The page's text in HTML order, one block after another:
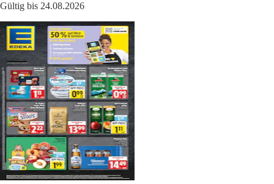
Gültig bis 24.08.2026